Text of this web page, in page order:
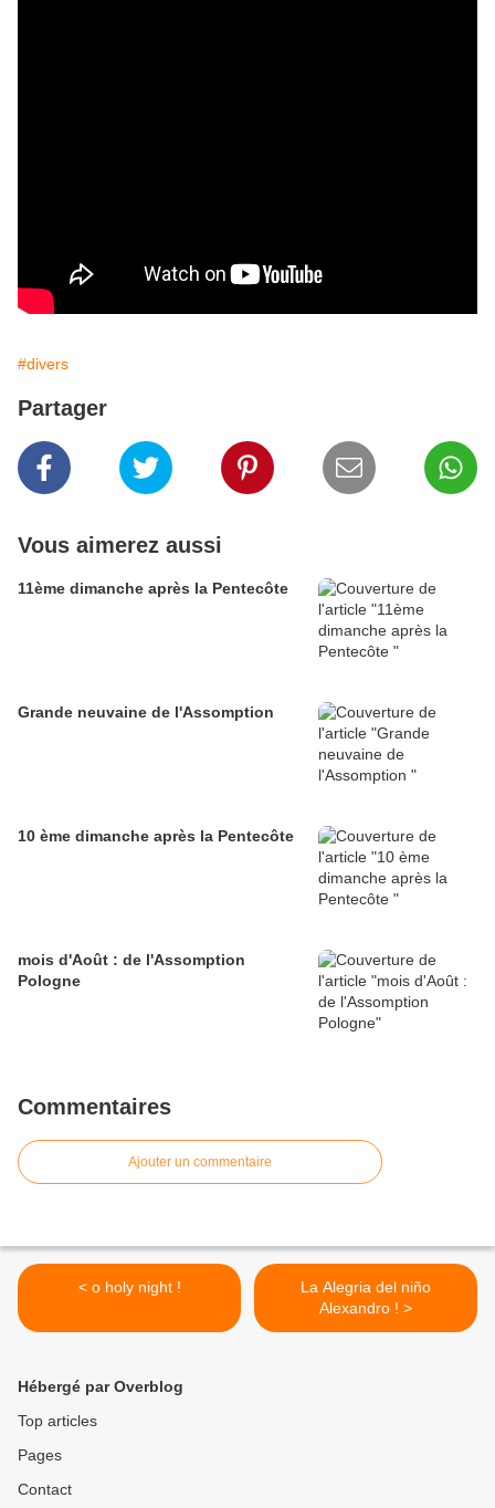
#divers
Partager
Vous aimerez aussi
11ème dimanche après la Pentecôte
Grande neuvaine de l'Assomption
10 ème dimanche après la Pentecôte
mois d'Août : de l'Assomption
Pologne
Commentaires
Ajouter un commentaire
< o holy night !
La Alegria del niño
Alexandro ! >
Hébergé par Overblog
Top articles
Pages
Contact